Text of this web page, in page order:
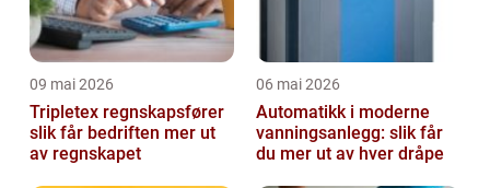
09 mai 2026
Tripletex regnskapsfører
slik får bedriften mer ut
av regnskapet
06 mai 2026
Automatikk i moderne
vanningsanlegg: slik får
du mer ut av hver dråpe